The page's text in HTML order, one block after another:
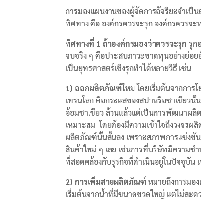
การมองแผนงานของผู้จัดการอัจริยะจำเป็
ทิศทาง คือ องค์กรควรจะรุก องค์กรควรจ
ทิศทางที่ 1 ถ้าองค์กรมองว่าควรจะรุกรุก
จบจริง ๆ คือประสบภาวะขาดทุนอย่างย่อ
เป็นยุทธศาสตร์เชิงรุกทำได้หลายวิธี เช่น
1) ออกผลิตภัณฑ์ใหม่โดยเริ่มต้นจากการ
เทรนโลก คือกระแสของสปาหรือชาเขียว
อ้อมชาเขียว ล้วนแล้วแต่เป็นการพัฒนาผลิ
เหมาะสม โดยต้องมีความเข้าใจถึงวงจร
ผลิตภัณฑ์นั้นสั้นลง เพราะสภาพการแข่งขั
สินค้าใหม่ ๆ เลย เช่นการที่บริษัทมีความช
ที่สอดคล้องกับธุรกิจที่ดำเนินอยู่ในปัจจุบัน
2) การเพิ่มสายผลิตภัณฑ์หมายถึงการมอ
เริ่มต้นจากน้ำที่มีขนาดขวดใหญ่ แต่ไม่สะด